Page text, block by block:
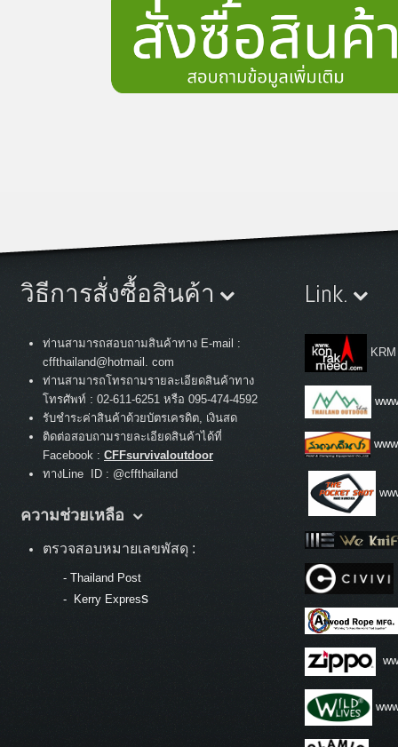
วิธีการสั่งซื้อสินค้า
ท่านสามารถสอบถามสินค้าทาง E-mail :
cffthailand@hotmail. com
ท่านสามารถโทรถามรายละเอียดสินค้าทาง
โทรศัพท์ : 02-611-6251 หรือ 095-474-4592
รับชำระค่าสินค้าด้วยบัตรเครดิต, เงินสด
ติดต่อสอบถามรายละเอียดสินค้าได้ที่
Facebook : CFFsurvivaloutdoor
ทางLine ID : @cffthailand
ความช่วยเหลือ
ตรวจสอบหมายเลขพัสดุ :
- Thailand Post
-
Kerry Express
Link.
KRM